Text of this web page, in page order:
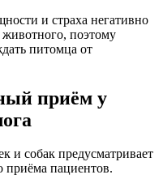
и страха негативно
поэтому
питомца от
приём у
и собак предусматривает
приёма пациентов.